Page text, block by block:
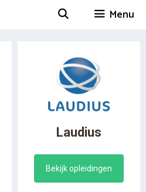
Menu
Laudius
Bekijk opleidingen